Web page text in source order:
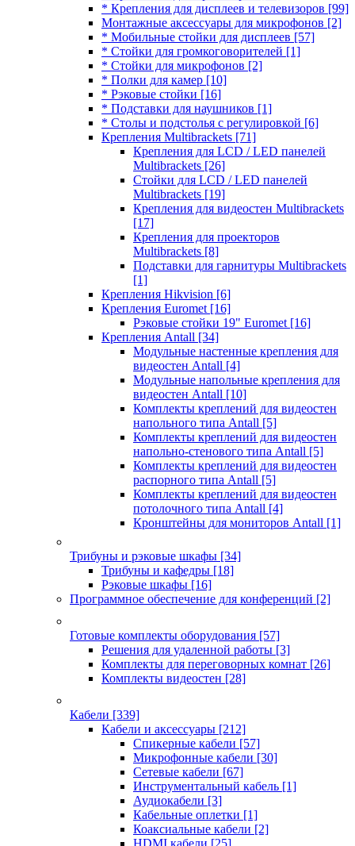
* Крепления для дисплеев и телевизоров [99]
Монтажные аксессуары для микрофонов [2]
* Мобильные стойки для дисплеев [57]
* Стойки для громкоговорителей [1]
* Стойки для микрофонов [2]
* Полки для камер [10]
* Рэковые стойки [16]
* Подставки для наушников [1]
* Столы и подстолья с регулировкой [6]
Крепления Multibrackets [71]
Крепления для LCD / LED панелей
Multibrackets [26]
Стойки для LCD / LED панелей
Multibrackets [19]
Крепления для видеостен Multibrackets
[17]
Крепления для проекторов
Multibrackets [8]
Подставки для гарнитуры Multibrackets
[1]
Крепления Hikvision [6]
Крепления Euromet [16]
Рэковые стойки 19" Euromet [16]
Крепления Antall [34]
Модульные настенные крепления для
видеостен Antall [4]
Модульные напольные крепления для
видеостен Antall [10]
Комплекты креплений для видеостен
напольного типа Antall [5]
Комплекты креплений для видеостен
напольно-стенового типа Antall [5]
Комплекты креплений для видеостен
распорного типа Antall [5]
Комплекты креплений для видеостен
потолочного типа Antall [4]
Кронштейны для мониторов Antall [1]
Трибуны и рэковые шкафы [34]
Трибуны и кафедры [18]
Рэковые шкафы [16]
Программное обеспечение для конференций [2]
Готовые комплекты оборудования [57]
Решения для удаленной работы [3]
Комплекты для переговорных комнат [26]
Комплекты видеостен [28]
Кабели [339]
Кабели и аксессуары [212]
Спикерные кабели [57]
Микрофонные кабели [30]
Сетевые кабели [67]
Инструментальный кабель [1]
Аудиокабели [3]
Кабельные оплетки [1]
Коаксиальные кабели [2]
HDMI кабели [25]